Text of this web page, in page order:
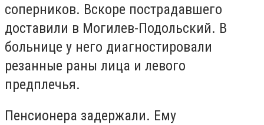
соперников. Вскоре пострадавшего
доставили в Могилев-Подольский. В
больнице у него диагностировали
резанные раны лица и левого
предплечья.
Пенсионера задержали. Ему